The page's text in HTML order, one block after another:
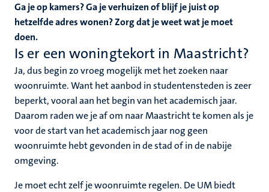
Ga je op kamers? Ga je verhuizen of blijf je juist op
hetzelfde adres wonen? Zorg dat je weet wat je moet
doen.
Is er een woningtekort in Maastricht?
Ja, dus begin zo vroeg mogelijk met het zoeken naar
woonruimte. Want het aanbod in studentensteden is zeer
beperkt, vooral aan het begin van het academisch jaar.
Daarom raden we je af om naar Maastricht te komen als je
voor de start van het academisch jaar nog geen
woonruimte hebt gevonden in de stad of in de nabije
omgeving.
Je moet echt zelf je woonruimte regelen. De UM biedt